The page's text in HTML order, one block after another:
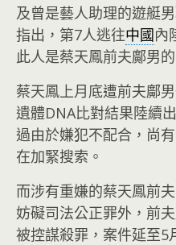
及曾是藝人助理的遊艇
指出，第7人逃往中國內
此人是蔡天鳳前夫鄺男
蔡天鳳上月底遭前夫鄺
遺體DNA比對結果陸續
過由於嫌犯不配合，尚
在加緊搜索。
而涉有重嫌的蔡天鳳前
妨礙司法公正罪外，前
被控謀殺罪，案件延至5